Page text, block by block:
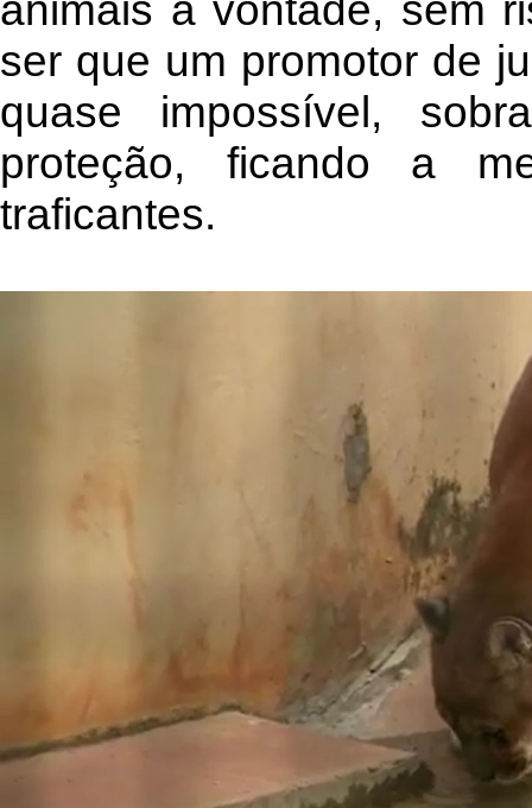
ser que um promotor de
quase impossível,
proteção, ficando a
traficantes.